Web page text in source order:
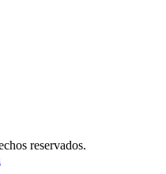
reservados.